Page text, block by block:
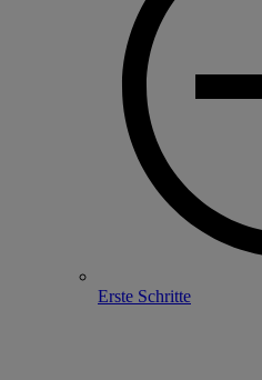
Erste Schritte